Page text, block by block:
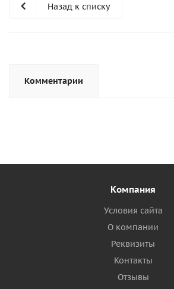
Назад к списку
Комментарии
Компания
Условия сайта
О компании
Реквизиты
Контакты
Отзывы